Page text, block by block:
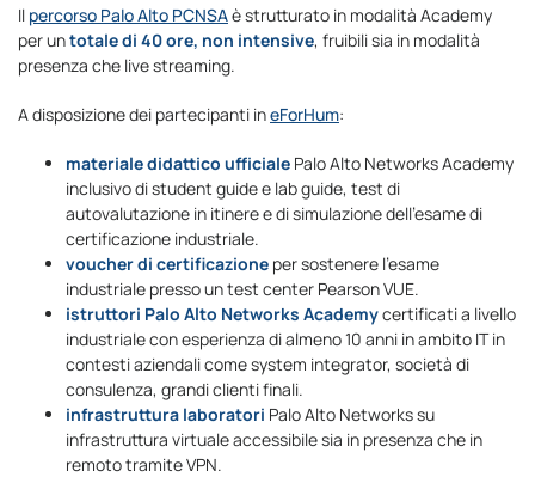
Il percorso Palo Alto PCNSAè strutturato in modalità Academy
per untotale di 40 ore, non intensive, fruibili sia in modalità
presenza che live streaming.
A disposizione dei partecipanti ineForHum:
materiale didattico ufficiale Palo Alto Networks Academy
inclusivo di student guide e lab guide, test di
autovalutazione in itinere e di simulazione dell’esame di
certificazione industriale.
voucher di certificazione per sostenere l’esame
industriale presso un test center Pearson VUE.
istruttori Palo Alto Networks Academycertificati a livello
industriale con esperienza di almeno 10 anni in ambito IT in
contesti aziendali come system integrator, società di
consulenza, grandi clienti finali.
infrastruttura laboratori Palo Alto Networks su
infrastruttura virtuale accessibile sia in presenza che in
remoto tramite VPN.